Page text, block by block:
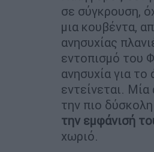
σε σύγκρουση,
μια κουβέντα,
ανησυχίας
εντοπισμό του
ανησυχία για
εντείνεται.
την πιο
την εμφάνισή
χωριό.